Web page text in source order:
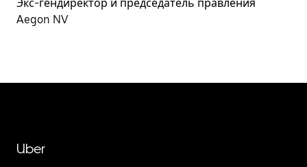
Экс-гендиректор и председатель правления
Aegon NV
Uber